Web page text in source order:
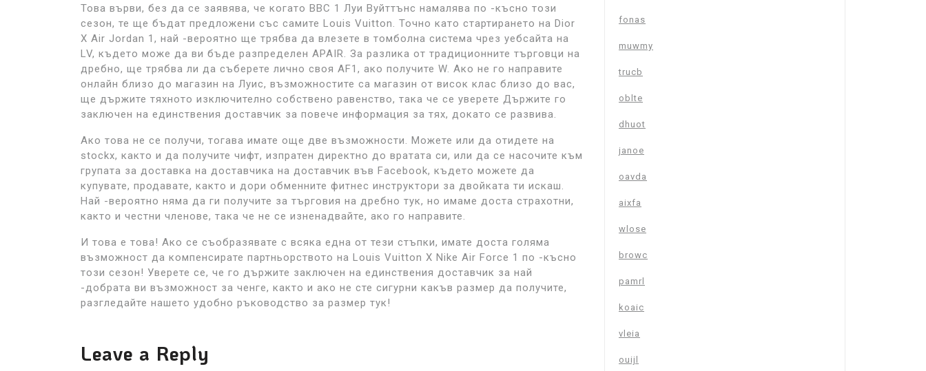
Това върви, без да се заявява, че когато ВВС 1 Луи Вуйттънс намалява по -късно този
сезон, те ще бъдат предложени със самите Louis Vuitton. Точно като стартирането на Dior
X Air Jordan 1, най -вероятно ще трябва да влезете в томболна система чрез уебсайта на
LV, където може да ви бъде разпределен APAIR. За разлика от традиционните търговци на
дребно, ще трябва ли да съберете лично своя AF1, ако получите W. Ако не го направите
онлайн близо до магазин на Луис, възможностите са магазин от висок клас близо до вас,
ще държите тяхното изключително собствено равенство, така че се уверете Държите го
заключен на единствения доставчик за повече информация за тях, докато се развива.
Ако това не се получи, тогава имате още две възможности. Можете или да отидете на
stockx, както и да получите чифт, изпратен директно до вратата си, или да се насочите към
групата за доставка на доставчика на доставчик във Facebook, където можете да
купувате, продавате, както и дори обменните фитнес инструктори за двойката ти искаш.
Най -вероятно няма да ги получите за търговия на дребно тук, но имаме доста страхотни,
както и честни членове, така че не се изненадвайте, ако го направите.
И това е това! Ако се съобразявате с всяка една от тези стъпки, имате доста голяма
възможност да компенсирате партньорството на Louis Vuitton X Nike Air Force 1 по -късно
този сезон! Уверете се, че го държите заключен на единствения доставчик за най
-добрата ви възможност за ченге, както и ако не сте сигурни какъв размер да получите,
разгледайте нашето удобно ръководство за размер тук!
Leave a Reply
fonas
muwmy
trucb
oblte
dhuot
janoe
oavda
aixfa
wlose
browc
pamrl
koaic
vleia
ouijl